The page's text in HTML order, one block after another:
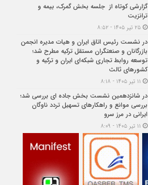
گزارشی کوتاه از جلسه بخش گمرک، بیمه و
ترانزیت
۲۵ تیر ۱۴۰۵ - ۸:۵۲
در نشست رئیس اتاق ایران و هیات مدیره انجمن
بازرگانان و صنعتگران مستقل ترکیه مطرح شد؛
توسعه روابط تجاری شبکه‌ای ایران و ترکیه و
کشورهای ثالث
در شانزدهمین نشست بخش جاده ای بررسی شد؛
بررسی موانع و راهکارهای تسهیل تردد ناوگان
ایرانی در مرز سرو